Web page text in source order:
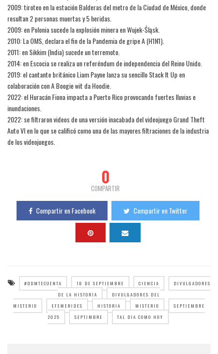
2009: tiroteo en la estación Balderas del metro de la Ciudad de México, donde
resultan 2 personas muertas y 5 heridas.
2009: en Polonia sucede la explosión minera en Wujek-Śląsk.
2010: La OMS, declara el fin de la Pandemia de gripe A (H1N1).
2011: en Sikkim (India) sucede un terremoto.
2014: en Escocia se realiza un referéndum de independencia del Reino Unido.
2019: el cantante británico Liam Payne lanza su sencillo Stack It Up en
colaboración con A Boogie wit da Hoodie.
2022: el Huracán Fiona impacta a Puerto Rico provocando fuertes lluvias e
inundaciones.
2022: se filtraron videos de una versión inacabada del videojuego Grand Theft
Auto VI en lo que se calificó como una de las mayores filtraciones de la industria
de los videojuegos.
0
COMPARTIR
Compartir en Facebook Compartir en Twitter
#DDMTECUENTA 18 DE SEPTIEMBRE CIENCIA
DIVULGADORES
DE LA HISTORIA
DIVULGADORES DEL
MISTERIO
EFEMERIDES HISTORIA MISTERIO
SEPTIEMBRE
2025
SEPTIMBRE TAL DIA COMO HOY